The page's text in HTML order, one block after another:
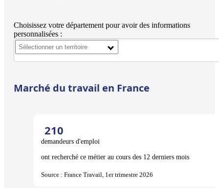
Choisissez votre département pour avoir des informations
personnalisées :
Marché du travail en France
210
demandeurs d'emploi
ont recherché ce métier au cours des 12 derniers mois
Source : France Travail, 1er trimestre 2026